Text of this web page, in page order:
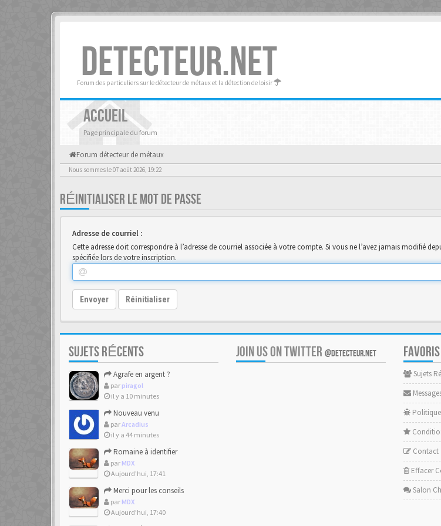
DETECTEUR.NET
Forum des particuliers sur le détecteur de métaux et la détection de loisir
ACCUEIL
Page principale du forum
Forum détecteur de métaux
Nous sommes le 07 août 2026, 19:22
RÉINITIALISER LE MOT DE PASSE
Adresse de courriel :
Cette adresse doit correspondre à l’adresse de courriel associée à votre compte. Si vous ne l’avez jamais modifié
spécifiée lors de votre inscription.
Envoyer Réinitialiser
SUJETS RÉCENTS
Agrafe en argent ?
par piragol
il y a 10 minutes
Nouveau venu
parArcadius
il y a 44 minutes
Romaine à identifier
par MDX
Aujourd’hui, 17:41
Merci pour les conseils
par MDX
Aujourd’hui, 17:40
JOIN US ON TWITTER @DETECTEUR.NET FAVORIS
Sujets
Contact
Effacer
Salon